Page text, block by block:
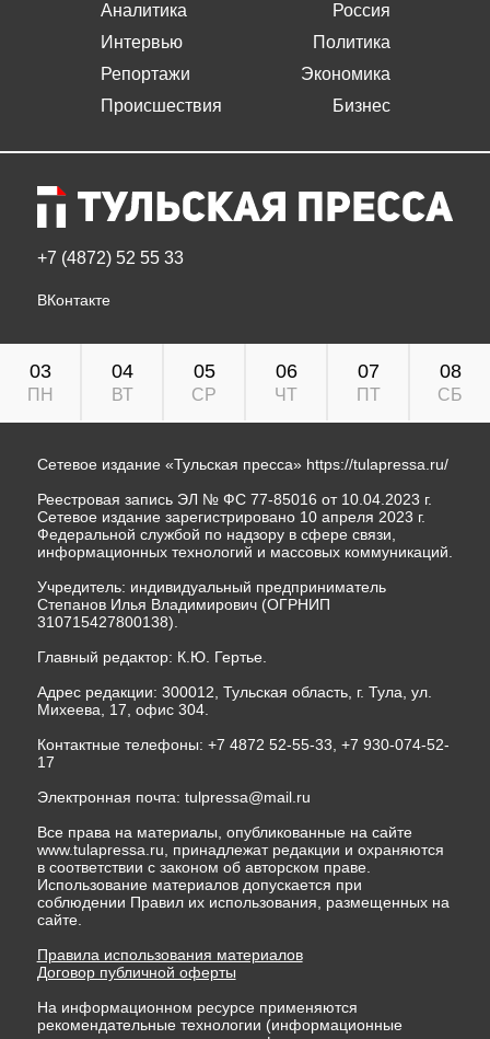
Аналитика
Интервью
Репортажи
Происшествия
Россия
Политика
Экономика
Бизнес
+7 (4872) 52 55 33
ВКонтакте
03
ПН
04
ВТ
05
СР
06
ЧТ
07
ПТ
08
СБ
Сетевое издание «Тульская пресса» https://tulapressa.ru/
Реестровая запись ЭЛ № ФС 77-85016 от 10.04.2023 г.
Сетевое издание зарегистрировано 10 апреля 2023 г.
Федеральной службой по надзору в сфере связи,
информационных технологий и массовых коммуникаций.
Учредитель: индивидуальный предприниматель
Степанов Илья Владимирович (ОГРНИП
310715427800138).
Главный редактор: К.Ю. Гертье.
Адрес редакции: 300012, Тульская область, г. Тула, ул.
Михеева, 17, офис 304.
Контактные телефоны: +7 4872 52-55-33, +7 930-074-52-
17
Электронная почта: tulpressa@mail.ru
Все права на материалы, опубликованные на сайте
www.tulapressa.ru, принадлежат редакции и охраняются
в соответствии с законом об авторском праве.
Использование материалов допускается при
соблюдении Правил их использования, размещенных на
сайте.
Правила использования материалов
Договор публичной оферты
На информационном ресурсе применяются
рекомендательные технологии (информационные